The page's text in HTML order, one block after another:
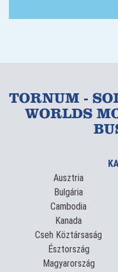
TORNUM -
WORLDS
Ausztria
Bulgária
Cambodia
Kanada
Cseh Köztársaság
Észtország
Magyarország